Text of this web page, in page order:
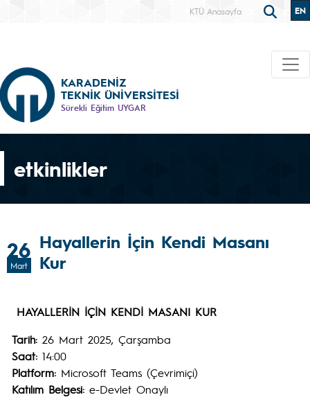
KTÜ Anasayfa EN
KARADENİZ
TEKNİK ÜNİVERSİTESİ
Sürekli Eğitim UYGAR
etkinlikler
26
Mart
Hayallerin İçin Kendi Masanı
Kur
HAYALLERİN İÇİN KENDİ MASANI KUR
Tarih: 26 Mart 2025, Çarşamba
Saat: 14:00
Platform: Microsoft Teams (Çevrimiçi)
Katılım Belgesi: e-Devlet Onaylı